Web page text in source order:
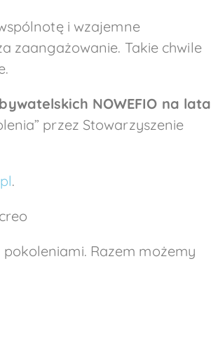
i wzajemne
zaangażowanie. Takie chwile
NOWEFIO na lata
przez Stowarzyszenie
.
Razem możemy